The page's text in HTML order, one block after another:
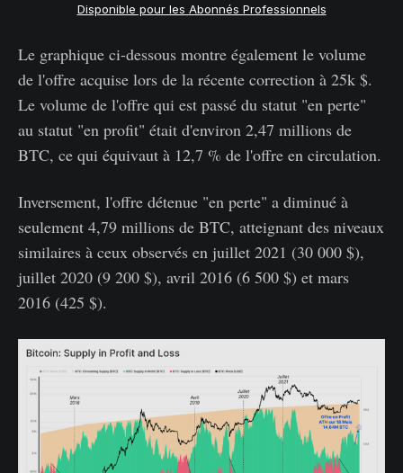
Disponible pour les Abonnés Professionnels
Le graphique ci-dessous montre également le volume
de l'offre acquise lors de la récente correction à 25k $.
Le volume de l'offre qui est passé du statut "en perte"
au statut "en profit" était d'environ 2,47 millions de
BTC, ce qui équivaut à 12,7 % de l'offre en circulation.
Inversement, l'offre détenue "en perte" a diminué à
seulement 4,79 millions de BTC, atteignant des niveaux
similaires à ceux observés en juillet 2021 (30 000 $),
juillet 2020 (9 200 $), avril 2016 (6 500 $) et mars
2016 (425 $).